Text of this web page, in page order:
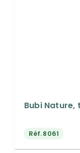
Bubi Nature,
Réf.8061